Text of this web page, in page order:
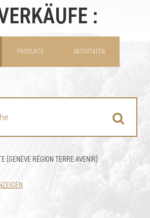
:
PRODUKTE AKTIVITÄTEN
(GENÈVE RÉGION TERRE AVENIR)